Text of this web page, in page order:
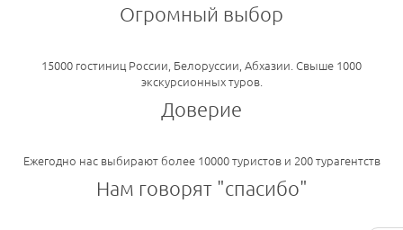
Огромный выбор
15000 гостиниц России, Белоруссии, Абхазии. Свыше 1000
экскурсионных туров.
Доверие
Ежегодно нас выбирают более 10000 туристов и 200 турагентств
Нам говорят "спасибо"